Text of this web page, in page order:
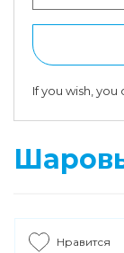
If you wish,
Нравится